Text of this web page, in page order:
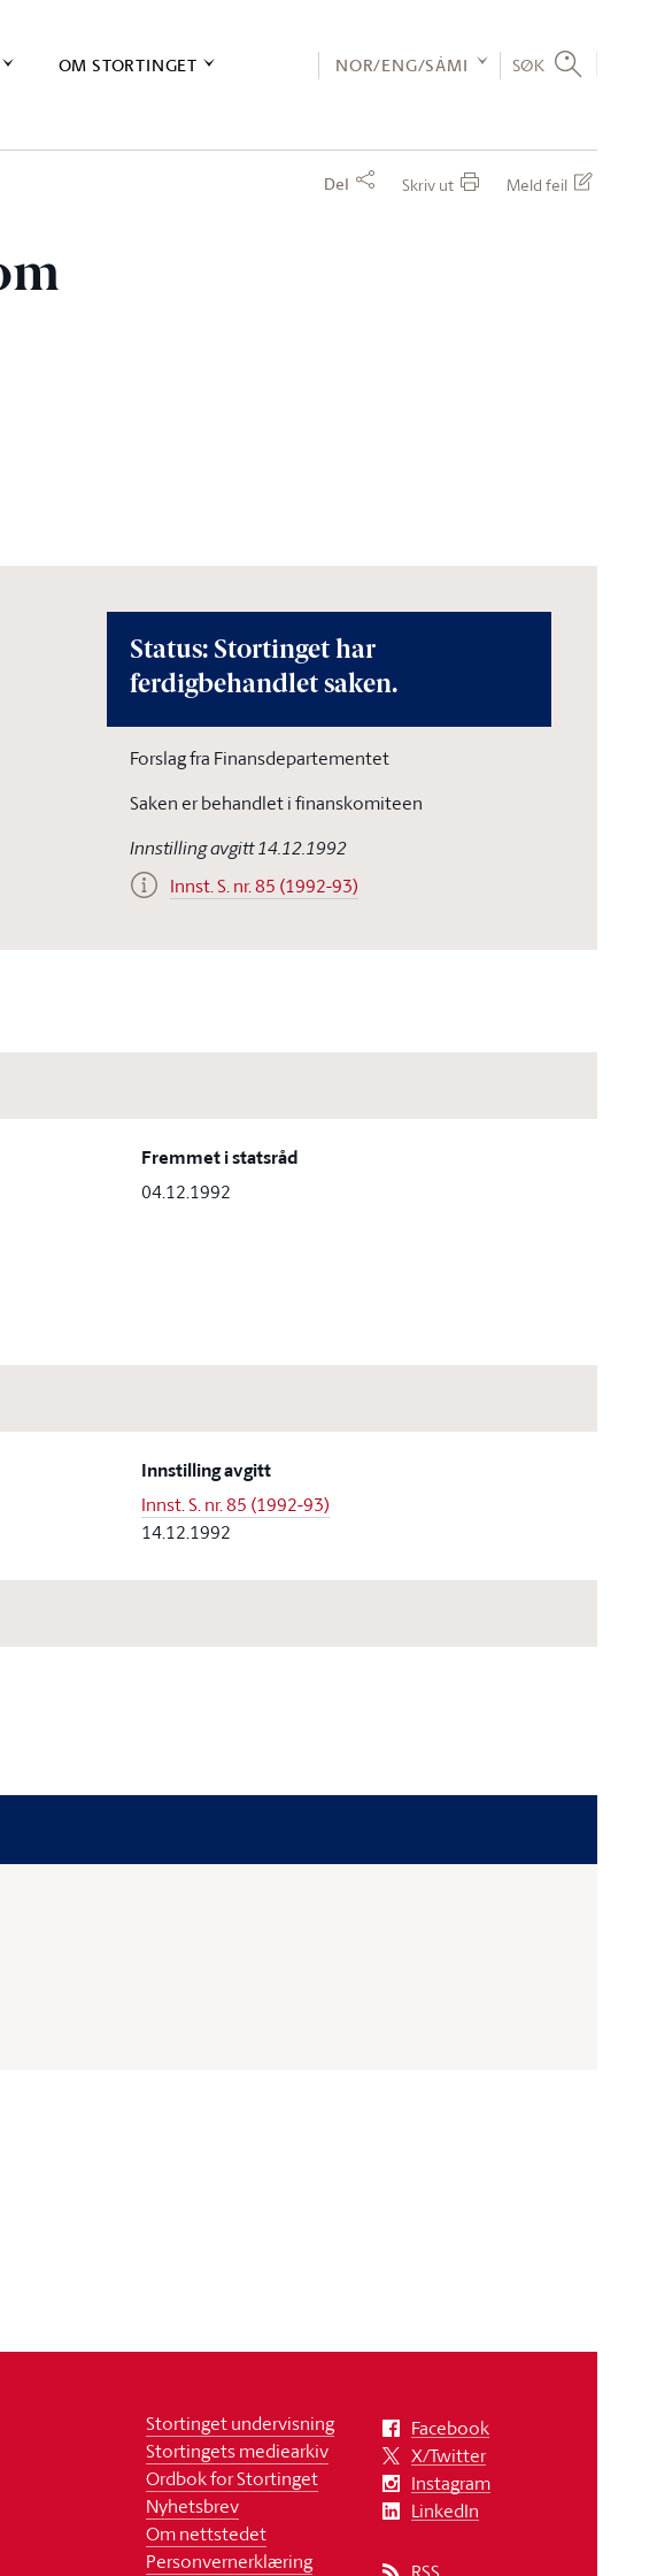
OM STORTINGET NOR/ENG/SÁMI SØK
Del Skriv ut Meld feil
Status: Stortinget har
ferdigbehandlet saken.
Forslag fra Finansdepartementet
Saken er behandlet i finanskomiteen
Innstilling avgitt 14.12.1992
Innst. S. nr. 85 (1992-93)
Fremmet i statsråd
04.12.1992
Innstilling avgitt
Innst. S. nr. 85 (1992-93)
14.12.1992
Stortinget undervisning
Stortingets mediearkiv
Ordbok for Stortinget
Nyhetsbrev
Om nettstedet
Personvernerklæring
Facebook
X/Twitter
Instagram
LinkedIn